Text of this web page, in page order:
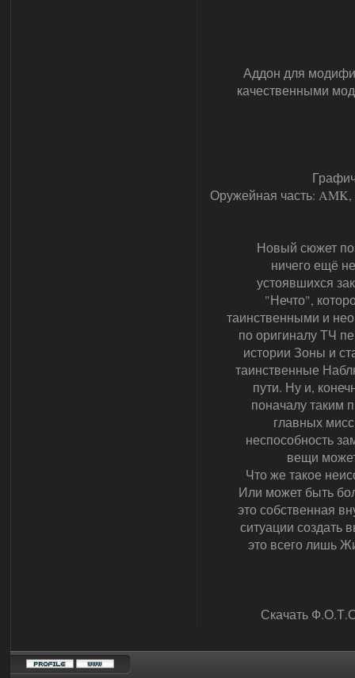
Аддон для
качественными
Оружейная часть:
Новый сюжет
ничего ещё
устоявшихся
"Нечто",
таинственными и
по оригиналу ТЧ
истории Зоны и
таинственные
пути. Ну и,
поначалу таким
главных
неспособность
вещи
Что же такое
Или может быть
это собственная
ситуации создать
это всего лишь
Скачать